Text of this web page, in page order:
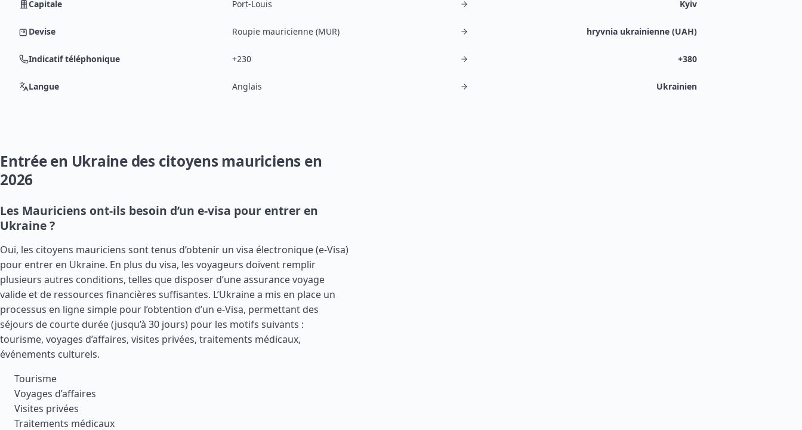
Capitale Port-Louis Kyiv
Devise Roupie mauricienne (MUR) hryvnia ukrainienne (UAH)
Indicatif téléphonique +230 +380
Langue Anglais Ukrainien
Entrée en Ukraine des citoyens mauriciens en
2026
Les Mauriciens ont-ils besoin d’un e-visa pour entrer en
Ukraine ?
Oui, les citoyens mauriciens sont tenus d’obtenir un visa électronique (e-Visa)
pour entrer en Ukraine. En plus du visa, les voyageurs doivent remplir
plusieurs autres conditions, telles que disposer d’une assurance voyage
valide et de ressources financières suffisantes. L’Ukraine a mis en place un
processus en ligne simple pour l’obtention d’un e-Visa, permettant des
séjours de courte durée (jusqu’à 30 jours) pour les motifs suivants :
tourisme, voyages d’affaires, visites privées, traitements médicaux,
événements culturels.
Tourisme
Voyages d’affaires
Visites privées
Traitements médicaux